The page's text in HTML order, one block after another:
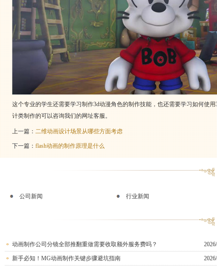
这个专业的学生还需要学习制作3d动漫角色的制作技能，也还需要学习如何使
计类制作的可以咨询我们的网址客服。
上一篇：二维动画设计场景从哪些方面考虑
下一篇：flash动画的制作原理是什么
公司新闻 行业新闻
动画制作公司分镜全部推翻重做需要收取额外服务费吗？
新手必知！MG动画制作关键步骤避坑指南